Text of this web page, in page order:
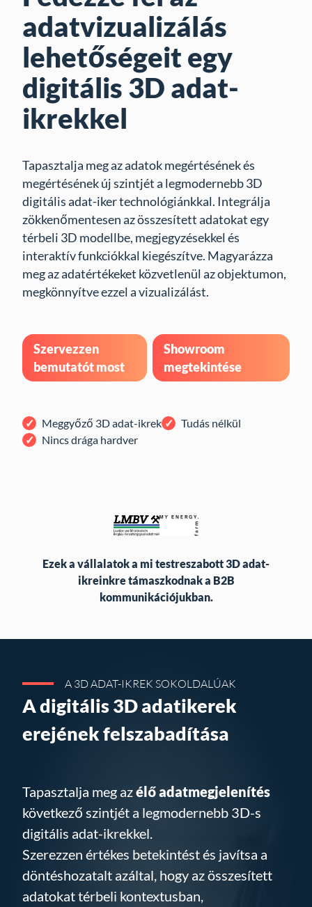
adatvizualizálás
lehetőségeit egy
digitális 3D adat-
ikrekkel
Tapasztalja meg az adatok megértésének és
megértésének új szintjét a legmodernebb 3D
digitális adat-iker technológiánkkal. Integrálja
zökkenőmentesen az összesített adatokat egy
térbeli 3D modellbe, megjegyzésekkel és
interaktív funkciókkal kiegészítve. Magyarázza
meg az adatértékeket közvetlenül az objektumon,
megkönnyítve ezzel a vizualizálást.
Szervezzen
bemutatót most
Showroom
megtekintése
Meggyőző 3D adat-ikrek
Tudás nélkül
Nincs drága hardver
Ezek a vállalatok a mi testreszabott 3D adat-
ikreinkre támaszkodnak a B2B
kommunikációjukban.
A 3D ADAT-IKREK SOKOLDALÚAK
A digitális 3D adatikerek
erejének felszabadítása
Tapasztalja meg azélő adatmegjelenítés
következő szintjét a legmodernebb 3D-s
digitális adat-ikrekkel.
Szerezzen értékes betekintést és javítsa a
döntéshozatalt azáltal, hogy az összesített
adatokat térbeli kontextusban,